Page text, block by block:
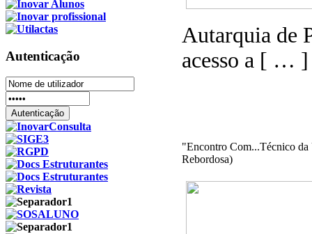
Autarquia de
acesso a [ … ]
"Encontro Com...Técnico da
Rebordosa)
Autenticação